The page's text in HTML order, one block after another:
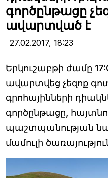
գործընթացը
ավարտված է
27.02.2017, 18:23
Երկուշաբթի ժամը
ավարտվեց չեզոք
գրոհայինների
գործընթացը,
պաշտպանության
մամուլի